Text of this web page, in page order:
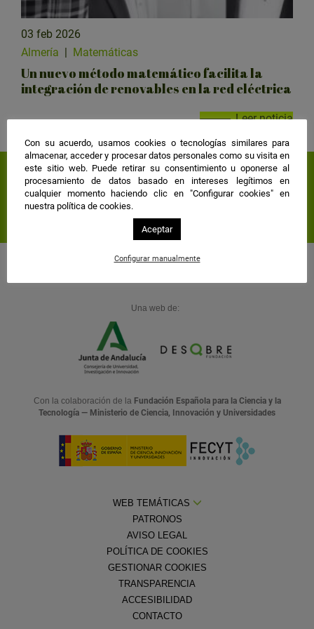
03 feb 2026
Almería | Matemáticas
Un nuevo método matemático facilita la
integración de renovables en la red eléctrica
Leer noticia
Suscríbete a nuestra
newsletter
Una web de:
Con la colaboración de la Fundación Española para la Ciencia y la
Tecnología — Ministerio de Ciencia, Innovación y Universidades
WEB TEMÁTICAS
PATRONOS
AVISO LEGAL
POLÍTICA DE COOKIES
GESTIONAR COOKIES
TRANSPARENCIA
ACCESIBILIDAD
CONTACTO
Con su acuerdo, usamos cookies o tecnologías similares para
almacenar, acceder y procesar datos personales como su visita en
este sitio web. Puede retirar su consentimiento u oponerse al
procesamiento de datos basado en intereses legítimos en
cualquier momento haciendo clic en "Configurar cookies" en
nuestra política de cookies.
Aceptar
Configurar manualmente